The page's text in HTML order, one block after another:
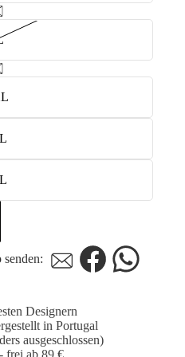
Designern
in Portugal
ausgeschlossen)
frei ab 89 €